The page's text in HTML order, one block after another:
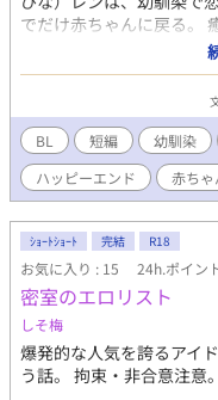
でだけ赤ちゃんに戻る。
ーティン。 ※本作品に出
です。ご了承ください。
まれ 24歳 ・短期大学卒
ンのために仕事を辞めた
児所で働きながらレンを
なミディアムショート＋
目元：たれ目＋感情が顔
むけど、芯があって相手
な れん） ・11月2日生ま
られて、将来は母を楽さ
なくて無意識のうちに大
スカウトされ、母のため
優として転身し、どんな
目の若手俳優。 ・身長
髪の短髪 ・目元：切れ長
真面目で礼儀正しい。 ・
BL 短編 幼馴染
ハッピーエンド
赤ちゃ
ｼｮｰﾄｼｮｰﾄ 完結 R18
お気に入り : 15 24h.ポイン
密室のエロリスト
しそ梅
爆発的な人気を誇るアイ
う話。 拘束・非合意注意